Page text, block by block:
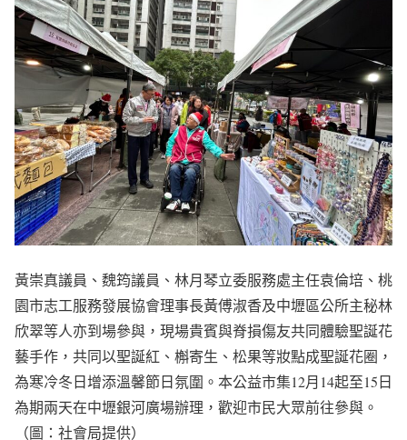
黃崇真議員、魏筠議員、林月琴立委服務處主任袁倫培、桃
園市志工服務發展協會理事長黃傅淑香及中壢區公所主秘林
欣翠等人亦到場參與，現場貴賓與脊損傷友共同體驗聖誕花
藝手作，共同以聖誕紅、槲寄生、松果等妝點成聖誕花圈，
為寒冷冬日增添溫馨節日氛圍。本公益市集12月14起至15日
為期兩天在中壢銀河廣場辦理，歡迎市民大眾前往參與。
（圖：社會局提供）